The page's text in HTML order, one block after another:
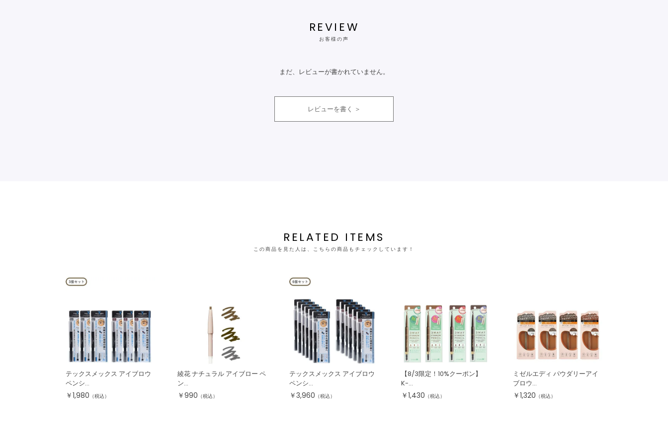
REVIEW
お客様の声
まだ、レビューが書かれていません。
レビューを書く
RELATED ITEMS
この商品を見た人は、こちらの商品もチェックしています！
テックスメックス アイブロウ
ペンシ...
￥1,980 （税込）
綾花 ナチュラル アイブロー ペ
ン...
￥990 （税込）
テックスメックス アイブロウ
ペンシ...
￥3,960 （税込）
【8/3限定！10%クーポン】
K-...
￥1,430 （税込）
ミゼルエディ パウダリーアイ
ブロウ...
￥1,320 （税込）